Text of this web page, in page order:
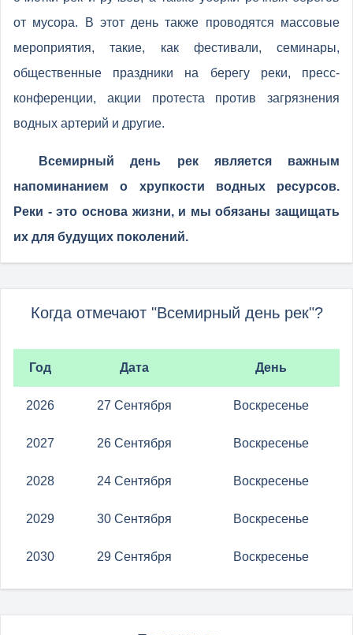
от мусора. В этот день также проводятся массовые
мероприятия, такие, как фестивали, семинары,
общественные праздники на берегу реки, пресс-
конференции, акции протеста против загрязнения
водных артерий и другие.
Всемирный день рек является важным
напоминанием о хрупкости водных ресурсов.
Реки - это основа жизни, и мы обязаны защищать
их для будущих поколений.
Когда отмечают "Всемирный день рек"?
Год Дата День
2026 27 Сентября Воскресенье
2027 26 Сентября Воскресенье
2028 24 Сентября Воскресенье
2029 30 Сентября Воскресенье
2030 29 Сентября Воскресенье